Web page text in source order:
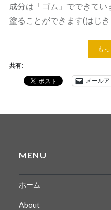
成分は「ゴム」でできてい
塗ることができます(はじ
も
共有:
メール
MENU
ホーム
About